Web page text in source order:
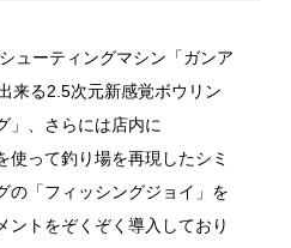
ューティングマシン「ガンア
来る2.5次元新感覚ボウリン
」、さらには店内に
使って釣り場を再現したシミ
の「フィッシングジョイ」を
ントをぞくぞく導入しており